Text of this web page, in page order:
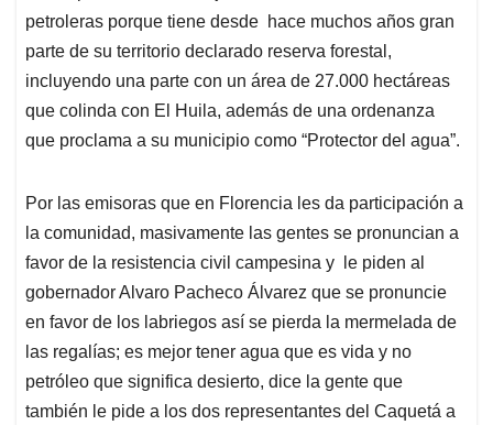
petroleras porque tiene desde hace muchos años gran
parte de su territorio declarado reserva forestal,
incluyendo una parte con un área de 27.000 hectáreas
que colinda con El Huila, además de una ordenanza
que proclama a su municipio como “Protector del agua”.
Por las emisoras que en Florencia les da participación a
la comunidad, masivamente las gentes se pronuncian a
favor de la resistencia civil campesina y le piden al
gobernador Alvaro Pacheco Álvarez que se pronuncie
en favor de los labriegos así se pierda la mermelada de
las regalías; es mejor tener agua que es vida y no
petróleo que significa desierto, dice la gente que
también le pide a los dos representantes del Caquetá a